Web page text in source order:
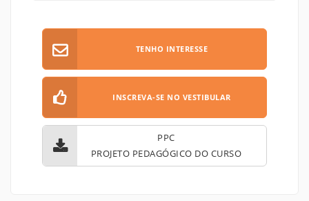
TENHO INTERESSE
INSCREVA-SE NO VESTIBULAR
PPC
PROJETO PEDAGÓGICO DO CURSO